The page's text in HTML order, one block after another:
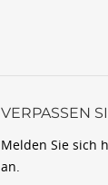
VERPASSEN
Melden Sie sich
an.